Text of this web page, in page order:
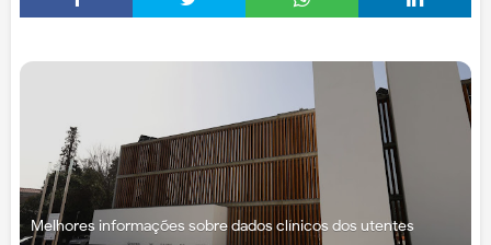
Melhores informações sobre dados clínicos dos utentes